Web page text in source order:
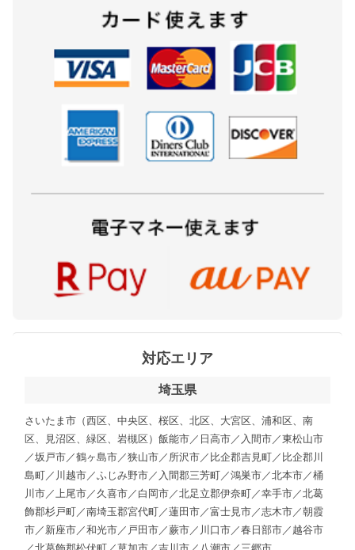
対応エリア
埼玉県
さいたま市（西区、中央区、桜区、北区、大宮区、浦和区、南
区、見沼区、緑区、岩槻区）飯能市／日高市／入間市／東松山市
／坂戸市／鶴ヶ島市／狭山市／所沢市／比企郡吉見町／比企郡川
島町／川越市／ふじみ野市／入間郡三芳町／鴻巣市／北本市／桶
川市／上尾市／久喜市／白岡市／北足立郡伊奈町／幸手市／北葛
飾郡杉戸町／南埼玉郡宮代町／蓮田市／富士見市／志木市／朝霞
市／新座市／和光市／戸田市／蕨市／川口市／春日部市／越谷市